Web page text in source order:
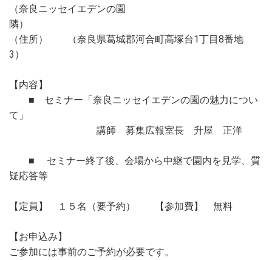
（奈良ニッセイエデンの園
（住所） （奈良県葛城郡河合町高塚台1丁目8番地
3
【内容】
■ セミナー「奈良ニッセイエデンの園の魅力につい
て」
講師 募集広報室長 升屋 正洋
■ セミナー終了後、会場から中継で園内を見学、質
疑応答等
【定員】 １５名（要予約） 【参加費】 無料
【お申込み】
ご参加には事前のご予約が必要です。